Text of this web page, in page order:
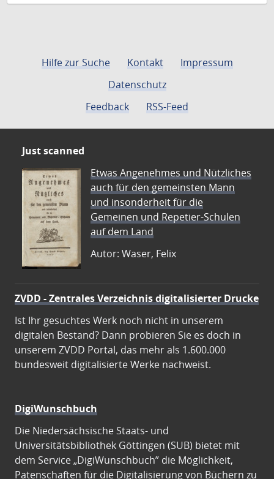
Hilfe zur Suche Kontakt
Impressum
Datenschutz
Feedback
RSS-Feed
Just scanned
Etwas Angenehmes und Nützliches
auch für den gemeinsten Mann
und insonderheit für die
Gemeinen und Repetier-Schulen
auf dem Land
Autor: Waser, Felix
ZVDD - Zentrales Verzeichnis digitalisierter Drucke
Ist Ihr gesuchtes Werk noch nicht in unserem
digitalen Bestand? Dann probieren Sie es doch in
unserem ZVDD Portal, das mehr als 1.600.000
bundesweit digitalisierte Werke nachweist.
DigiWunschbuch
Die Niedersächsische Staats- und
Universitätsbibliothek Göttingen (SUB) bietet mit
dem Service „DigiWunschbuch” die Möglichkeit,
Patenschaften für die Digitalisierung von Büchern zu